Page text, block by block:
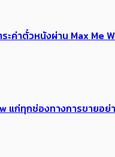
ะค่าตั๋วหนังผ่าน Max
แก่ทุกช่องทางการขาย